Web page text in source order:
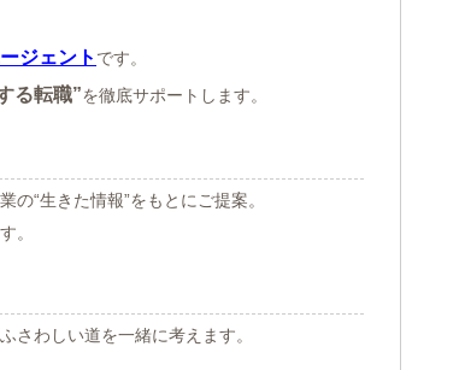
ジェント です。
る転職”を徹底サポートします。
“生きた情報”をもとにご提案。
。
さわしい道を一緒に考えます。